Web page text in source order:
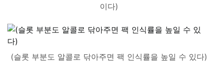
이다)
(슬롯 부분도 알콜로 닦아주면 팩 인식률을 높일 수 있다)